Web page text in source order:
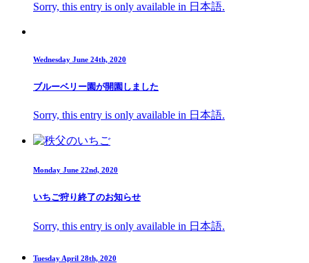
Sorry, this entry is only available in 日本語.
Wednesday June 24th, 2020
ブルーベリー園が開園しました
Sorry, this entry is only available in 日本語.
Monday June 22nd, 2020
いちご狩り終了のお知らせ
Sorry, this entry is only available in 日本語.
Tuesday April 28th, 2020